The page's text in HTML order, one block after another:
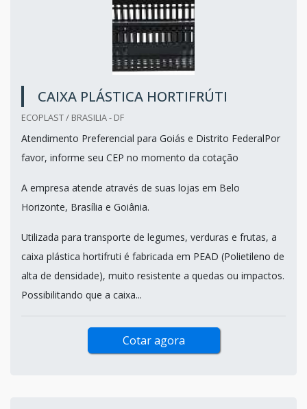
CAIXA PLÁSTICA HORTIFRÚTI
ECOPLAST / BRASILIA - DF
Atendimento Preferencial para Goiás e Distrito FederalPor
favor, informe seu CEP no momento da cotação
A empresa atende através de suas lojas em Belo
Horizonte, Brasília e Goiânia.
Utilizada para transporte de legumes, verduras e frutas, a
caixa plástica hortifruti é fabricada em PEAD (Polietileno de
alta de densidade), muito resistente a quedas ou impactos.
Possibilitando que a caixa...
Cotar agora